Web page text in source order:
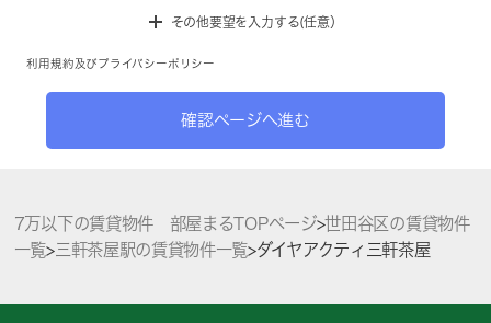
その他要望を入力する(任意）
利用規約 及び プライバシーポリシー
確認ページへ進む
7万以下の賃貸物件 部屋まるTOPページ>世田谷区の賃貸物件
一覧>三軒茶屋駅の賃貸物件一覧>ダイヤアクティ三軒茶屋